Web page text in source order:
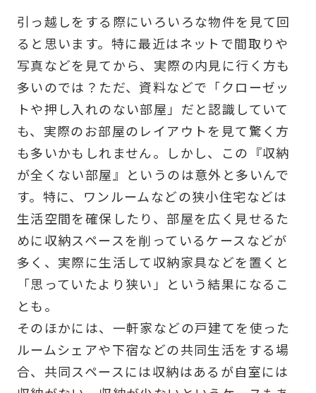
引っ越しをする際にいろいろな物件を見て回
ると思います。特に最近はネットで間取りや
写真などを見てから、実際の内見に行く方も
多いのでは？ただ、資料などで「クローゼッ
トや押し入れのない部屋」だと認識していて
も、実際のお部屋のレイアウトを見て驚く方
も多いかもしれません。しかし、この『収納
が全くない部屋』というのは意外と多いんで
す。特に、ワンルームなどの狭小住宅などは
生活空間を確保したり、部屋を広く見せるた
めに収納スペースを削っているケースなどが
多く、実際に生活して収納家具などを置くと
「思っていたより狭い」という結果になるこ
とも。
そのほかには、一軒家などの戸建てを使った
ルームシェアや下宿などの共同生活をする場
合、共同スペースには収納はあるが自室には